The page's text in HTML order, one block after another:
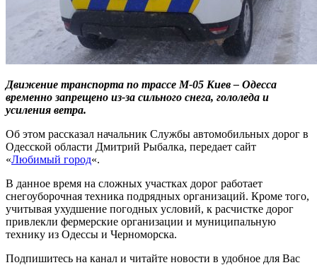
Движение транспорта по трассе М-05 Киев – Одесса
временно запрещено из-за сильного снега, гололеда и
усиления ветра.
Об этом рассказал начальник Службы автомобильных дорог в
Одесской области Дмитрий Рыбалка, передает сайт
«Любимый город«.
В данное время на сложных участках дорог работает
снегоуборочная техника подрядных организаций. Кроме того,
учитывая ухудшение погодных условий, к расчистке дорог
привлекли фермерские организации и муниципальную
технику из Одессы и Черноморска.
Подпишитесь на канал и читайте новости в удобное для Вас